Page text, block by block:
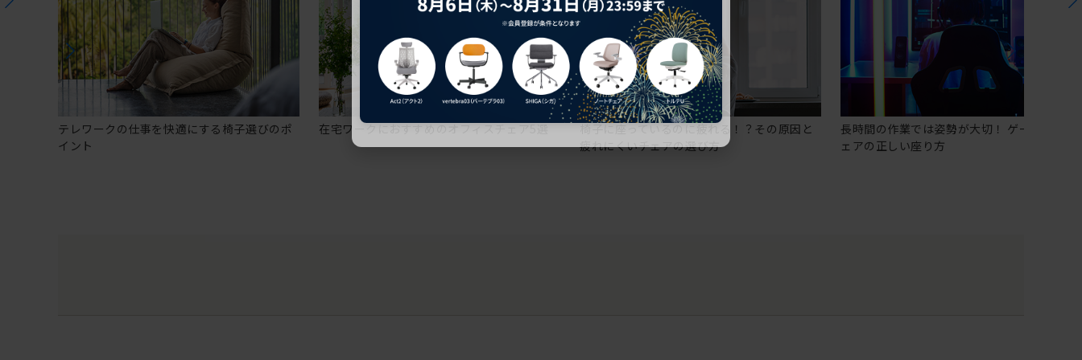
テレワークの仕事を快適にする椅子選びのポ
イント
在宅ワークにおすすめのオフィスチェア5選
椅子に座っているのに疲れる！？その原因と
疲れにくいチェアの選び方
長時間の作業では姿勢が大切！ ゲーミングチ
ェアの正しい座り方